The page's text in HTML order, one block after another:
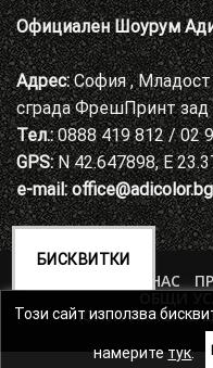
Официален Шоурум
Адрес:София , Младост
сграда ФрешПринт зад
Тел.:0888 419 812 / 02
GPS:N 42.647898, E
e-mail: office@adicolor.bg
ЗА НАС
ПОЛИТИКА ЗА
БИСКВИТКИ
Този сайт използва
намерите тук.